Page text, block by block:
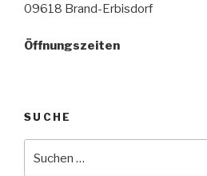
09618 Brand-Erbisdorf
Öffnungszeiten
SUCHE
nach: